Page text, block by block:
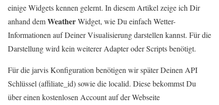
einige Widgets kennen gelernt. In diesem Artikel zeige ich Dir
anhand demWeatherWidget, wie Du einfach Wetter-
Informationen auf Deiner Visualisierung darstellen kannst. Für die
Darstellung wird kein weiterer Adapter oder Scripts benötigt.
Für die jarvis Konfiguration benötigen wir später Deinen API
Schlüssel (affiliate_id) sowie die localid. Diese bekommst Du
über einen kostenlosen Account auf der Webseite